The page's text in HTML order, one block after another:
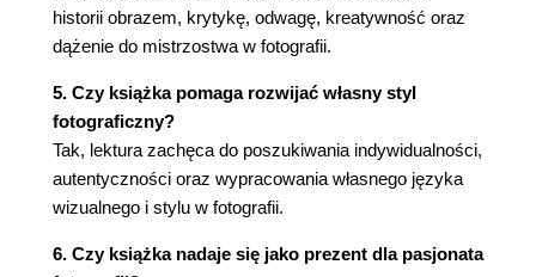
historii obrazem, krytykę, odwagę, kreatywność oraz
dążenie do mistrzostwa w fotografii.
5. Czy książka pomaga rozwijać własny styl
fotograficzny?
Tak, lektura zachęca do poszukiwania indywidualności,
autentyczności oraz wypracowania własnego języka
wizualnego i stylu w fotografii.
6. Czy książka nadaje się jako prezent dla pasjonata